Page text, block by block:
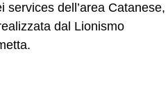
services dell’area Catanese,
dal Lionismo